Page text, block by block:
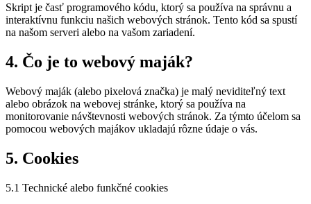
Skript je časť programového kódu, ktorý sa používa na správnu a
interaktívnu funkciu našich webových stránok. Tento kód sa spustí
na našom serveri alebo na vašom zariadení.
4. Čo je to webový maják?
Webový maják (alebo pixelová značka) je malý neviditeľný text
alebo obrázok na webovej stránke, ktorý sa používa na
monitorovanie návštevnosti webových stránok. Za týmto účelom sa
pomocou webových majákov ukladajú rôzne údaje o vás.
5. Cookies
5.1 Technické alebo funkčné cookies